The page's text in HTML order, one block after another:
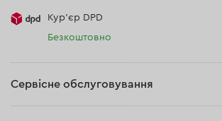
Кур’єр DPD
Безкоштовно
Сервісне обслуговування